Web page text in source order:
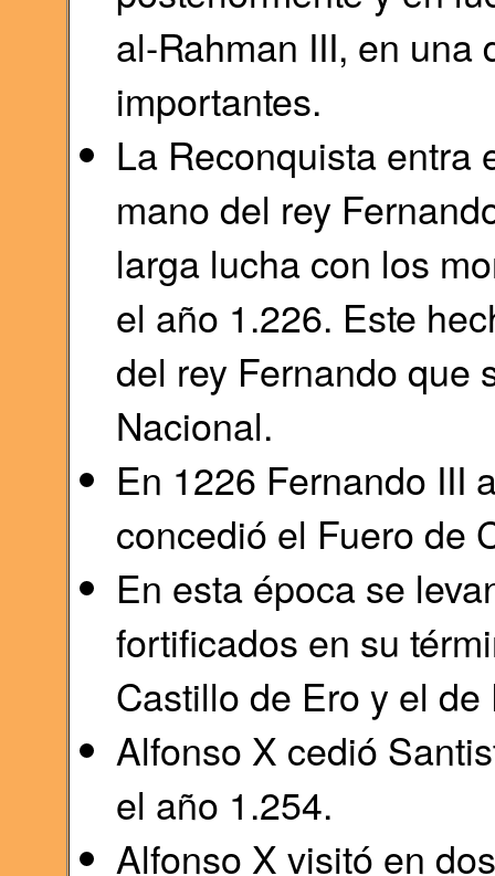
al-Rahman III, en una
importantes.
La Reconquista entra
mano del rey
larga lucha con los
el año 1.226. Este
del rey Fernando que
Nacional.
En 1226 Fernando III
concedió el Fuero de
En esta época se
fortificados en su
Castillo de Ero y el de
Alfonso X cedió
el año 1.254.
Alfonso X visitó en